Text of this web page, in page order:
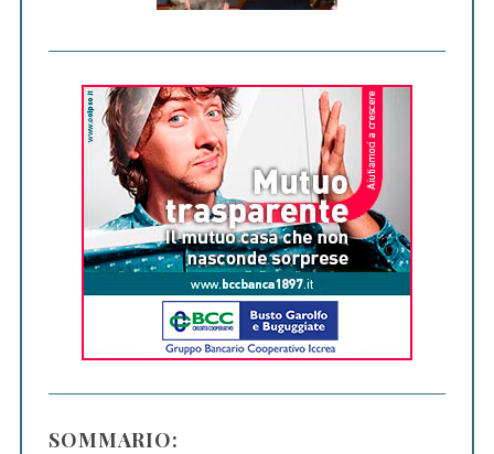
SOMMARIO: